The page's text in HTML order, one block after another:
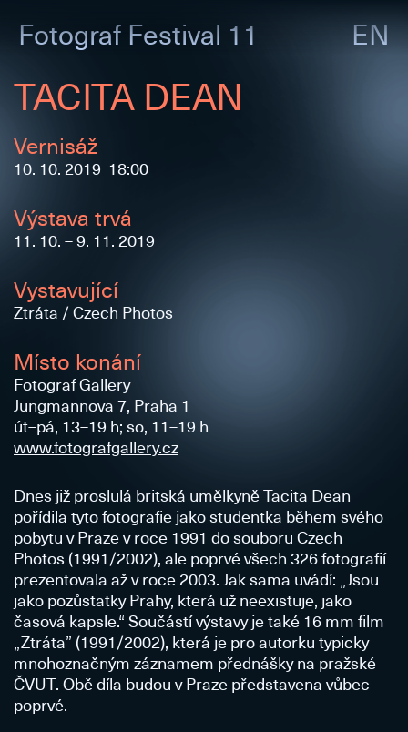
Fotograf Festival 11 EN
TACITA DEAN
Dnes již proslulá britská umělkyně Tacita Dean
pořídila tyto fotografie jako studentka během svého
pobytu v Praze v roce 1991 do souboru Czech
Photos (1991/2002), ale poprvé všech 326 fotografií
prezentovala až v roce 2003. Jak sama uvádí: „Jsou
jako pozůstatky Prahy, která už neexistuje, jako
časová kapsle.“ Součástí výstavy je také 16 mm film
„Ztráta” (1991/2002), která je pro autorku typicky
mnohoznačným záznamem přednášky na pražské
ČVUT. Obě díla budou v Praze představena vůbec
poprvé.
Vernisáž
10. 10. 2019 18:00
Výstava trvá
11. 10. – 9. 11. 2019
Vystavující
Ztráta / Czech Photos
Místo konání
Fotograf Gallery
Jungmannova 7, Praha 1
út–pá, 13–19 h; so, 11–19 h
www.fotografgallery.cz